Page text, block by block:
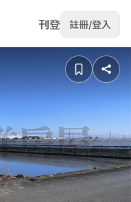
刊登 註冊/登入